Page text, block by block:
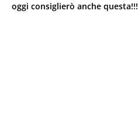
oggi consiglierò anche questa!!!